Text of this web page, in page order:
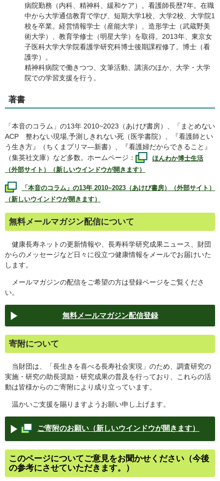
病院勤務（内科、精神科、緩和ケア）。看護師長歴7年。在職
中から大学通信教育で学び、短期大学1校、大学2校、大学院1
校を卒業。経営情報学士（産能大学）、造形学士（武蔵野美
術大学）、教育学修士（明星大学）を取得。2013年、東京女
子医科大学大学院看護学研究科博士後期課程修了。博士（看
護学）。
精神科病院で働きつつ、文筆活動、講演のほか、大学・大学
院での学習支援を行う。
著書
「本音のコラム」の13年 2010~2023（あけび書房）、「まとめない
ACP 整わない現場,予測しきれない死（医学書院）、『看護師とい
う生き方』（ちくまプリマ―新書）、『看護婦だからできること』
（集英社文庫）など多数。ホームページ：
ほんわか博士生活
（外部サイト）（新しいウインドウが開きます）
「本音のコラム」の13年 2010~2023（あけび書房）（外部サイト）
（新しいウインドウが開きます）
無料メールマガジン配信について
健康長寿ネットの更新情報や、長寿科学研究成果ニュース、財団
からのメッセージなど日々に役立つ健康情報をメールでお届けいた
します。
メールマガジンの配信をご希望の方は登録ページをご覧くださ
い。
無料メールマガジン配信登録
寄附について
当財団は、「長生きを喜べる長寿社会実現」のため、調査研究の
実施・研究の助長奨励・研究成果の普及を行っており、これらの活
動は皆様からのご寄附により成り立っています。
温かいご支援を賜りますようお願い申し上げます。
ご寄附のお願い（新しいウインドウが開きます）
このページについてご意見をお聞かせください（今後
の参考にさせていただきます。）